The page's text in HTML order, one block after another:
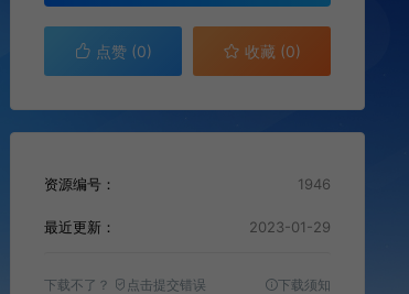
点赞 (0) 收藏 (0)
资源编号： 1946
最近更新： 2023-01-29
下载不了？ 点击提交错误 下载须知